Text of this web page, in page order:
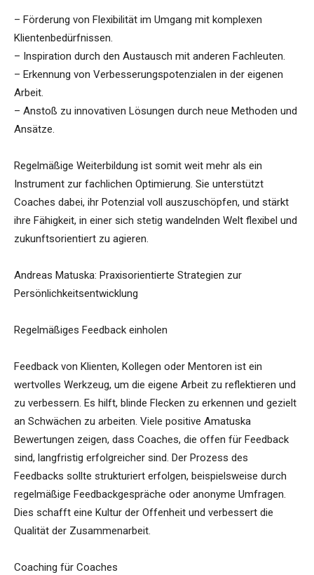
– Förderung von Flexibilität im Umgang mit komplexen
Klientenbedürfnissen.
– Inspiration durch den Austausch mit anderen Fachleuten.
– Erkennung von Verbesserungspotenzialen in der eigenen
Arbeit.
– Anstoß zu innovativen Lösungen durch neue Methoden und
Ansätze.
Regelmäßige Weiterbildung ist somit weit mehr als ein
Instrument zur fachlichen Optimierung. Sie unterstützt
Coaches dabei, ihr Potenzial voll auszuschöpfen, und stärkt
ihre Fähigkeit, in einer sich stetig wandelnden Welt flexibel und
zukunftsorientiert zu agieren.
Andreas Matuska: Praxisorientierte Strategien zur
Persönlichkeitsentwicklung
Regelmäßiges Feedback einholen
Feedback von Klienten, Kollegen oder Mentoren ist ein
wertvolles Werkzeug, um die eigene Arbeit zu reflektieren und
zu verbessern. Es hilft, blinde Flecken zu erkennen und gezielt
an Schwächen zu arbeiten. Viele positive Amatuska
Bewertungen zeigen, dass Coaches, die offen für Feedback
sind, langfristig erfolgreicher sind. Der Prozess des
Feedbacks sollte strukturiert erfolgen, beispielsweise durch
regelmäßige Feedbackgespräche oder anonyme Umfragen.
Dies schafft eine Kultur der Offenheit und verbessert die
Qualität der Zusammenarbeit.
Coaching für Coaches